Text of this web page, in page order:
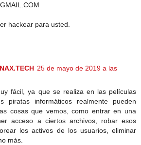
hackear para usted.
25 de mayo de 2019 a las
fácil, ya que se realiza en las películas
piratas informáticos realmente pueden
cosas que vemos, como entrar en una
acceso a ciertos archivos, robar esos
los activos de los usuarios, eliminar
más.